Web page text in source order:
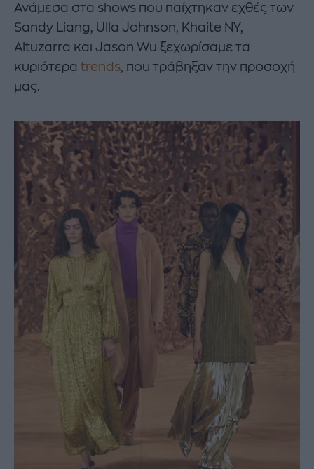
Ανάμεσα στα shows που παίχτηκαν εχθές των
Sandy Liang, Ulla Johnson, Khaite NY,
Altuzarra και Jason Wu ξεχωρίσαμε τα
κυριότερα trends, που τράβηξαν την προσοχή
μας.